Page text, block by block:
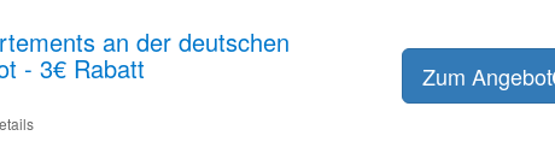
an der deutschen
- 3€ Rabatt Zum Angebot